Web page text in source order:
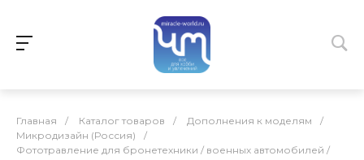
Главная / Каталог товаров / Дополнения к моделям
/
Микродизайн (Россия)
/
Фототравление для бронетехники / военных автомобилей /